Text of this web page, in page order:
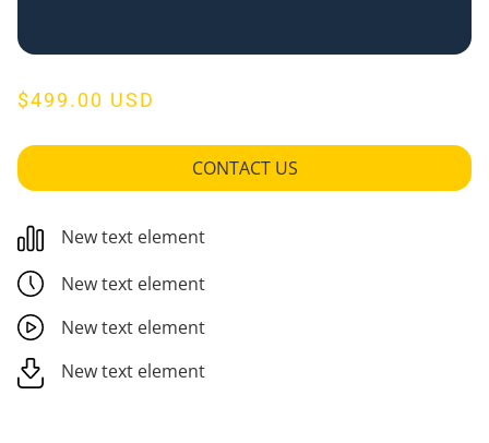
$499.00 USD
CONTACT US
New text element
New text element
New text element
New text element